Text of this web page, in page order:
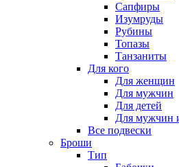
Сапфиры
Изумруды
Рубины
Топазы
Танзаниты
Для кого
Для женщин
Для мужчин
Для детей
Для мужчин
Все подвески
Броши
Тип